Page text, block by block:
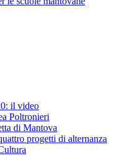
il video
Poltronieri
di Mantova
progetti di alternanza